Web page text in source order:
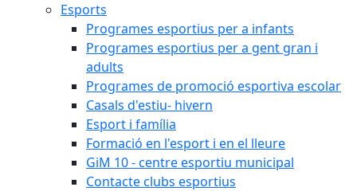
Esports
Programes esportius per a infants
Programes esportius per a gent gran i
adults
Programes de promoció esportiva escolar
Casals d'estiu- hivern
Esport i família
Formació en l'esport i en el lleure
GiM 10 - centre esportiu municipal
Contacte clubs esportius